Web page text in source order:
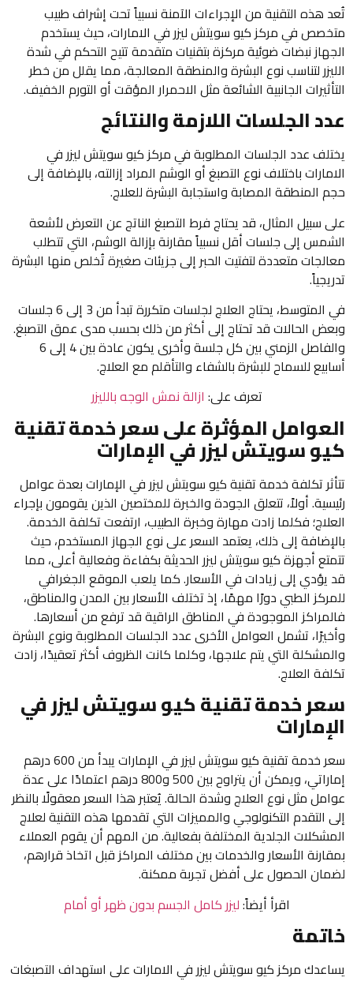
تُعد هذه التقنية من الإجراءات الآمنة نسبياً تحت إشراف طبيب
متخصص في مركز كيو سويتش ليزر في الامارات، حيث يستخدم
الجهاز نبضات ضوئية مركزة بتقنيات متقدمة تتيح التحكم في شدة
الليزر لتناسب نوع البشرة والمنطقة المعالجة، مما يقلل من خطر
التأثيرات الجانبية الشائعة مثل الاحمرار المؤقت أو التورم الخفيف.
عدد الجلسات اللازمة والنتائج
يختلف عدد الجلسات المطلوبة في مركز كيو سويتش ليزر في
الامارات باختلاف نوع التصبغ أو الوشم المراد إزالته، بالإضافة إلى
حجم المنطقة المصابة واستجابة البشرة للعلاج.
على سبيل المثال، قد يحتاج فرط التصبغ الناتج عن التعرض لأشعة
الشمس إلى جلسات أقل نسبياً مقارنة بإزالة الوشم، التي تتطلب
معالجات متعددة لتفتيت الحبر إلى جزيئات صغيرة تُخلص منها البشرة
تدريجياً.
في المتوسط، يحتاج العلاج لجلسات متكررة تبدأ من 3 إلى 6 جلسات
وبعض الحالات قد تحتاج إلى أكثر من ذلك بحسب مدى عمق التصبغ.
والفاصل الزمني بين كل جلسة وأخرى يكون عادة بين 4 إلى 6
أسابيع للسماح للبشرة بالشفاء والتأقلم مع العلاج.
تعرف على: ازالة نمش الوجه بالليزر
العوامل المؤثرة على سعر خدمة تقنية
كيو سويتش ليزر في الإمارات
تتأثر تكلفة خدمة تقنية كيو سويتش ليزر في الإمارات بعدة عوامل
رئيسية. أولاً، تتعلق الجودة والخبرة للمختصين الذين يقومون بإجراء
العلاج؛ فكلما زادت مهارة وخبرة الطبيب، ارتفعت تكلفة الخدمة.
بالإضافة إلى ذلك، يعتمد السعر على نوع الجهاز المستخدم، حيث
تتمتع أجهزة كيو سويتش ليزر الحديثة بكفاءة وفعالية أعلى، مما
قد يؤدي إلى زيادات في الأسعار. كما يلعب الموقع الجغرافي
للمركز الطبي دورًا مهمًا، إذ تختلف الأسعار بين المدن والمناطق،
فالمراكز الموجودة في المناطق الراقية قد ترفع من أسعارها.
وأخيرًا، تشمل العوامل الأخرى عدد الجلسات المطلوبة ونوع البشرة
والمشكلة التي يتم علاجها، وكلما كانت الظروف أكثر تعقيدًا، زادت
تكلفة العلاج.
سعر خدمة تقنية كيو سويتش ليزر في
الإمارات
سعر خدمة تقنية كيو سويتش ليزر في الإمارات يبدأ من 600 درهم
إماراتي، ويمكن أن يتراوح بين 500 و800 درهم اعتمادًا على عدة
عوامل مثل نوع العلاج وشدة الحالة. يُعتبر هذا السعر معقولًا بالنظر
إلى التقدم التكنولوجي والمميزات التي تقدمها هذه التقنية لعلاج
المشكلات الجلدية المختلفة بفعالية. من المهم أن يقوم العملاء
بمقارنة الأسعار والخدمات بين مختلف المراكز قبل اتخاذ قرارهم،
لضمان الحصول على أفضل تجربة ممكنة.
اقرأ أيضاً:ليزر كامل الجسم بدون ظهر أو أمام
خاتمة
يساعدك مركز كيو سويتش ليزر في الامارات على استهداف التصبغات